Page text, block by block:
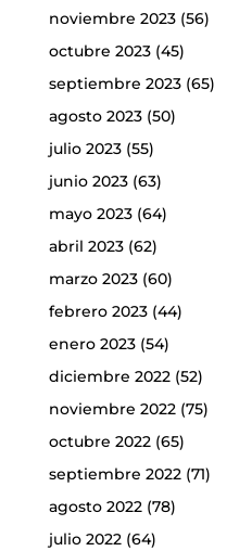
noviembre 2023(56)
octubre 2023(45)
septiembre 2023(65)
agosto 2023(50)
julio 2023(55)
junio 2023(63)
mayo 2023(64)
abril 2023(62)
marzo 2023(60)
febrero 2023(44)
enero 2023(54)
diciembre 2022(52)
noviembre 2022(75)
octubre 2022(65)
septiembre 2022(71)
agosto 2022(78)
julio 2022(64)